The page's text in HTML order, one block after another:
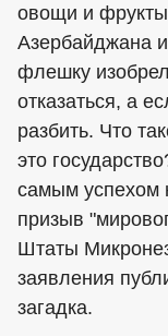
овощи и
Азербайджана
флешку
отказаться, а
разбить. Что
это
самым успехом
призыв
Штаты
заявления
загадка.